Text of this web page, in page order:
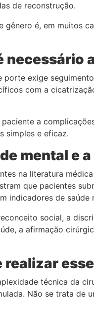
de reconstrução.
gênero é, em muitos
necessário
exige
com a
a
simples e eficaz.
mental e
na literatura
que pacientes
indicadores de
social, a
a afirmação
técnica da
Não se trata